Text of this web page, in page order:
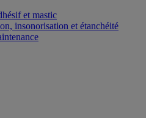
et mastic
insonorisation et étanchéité